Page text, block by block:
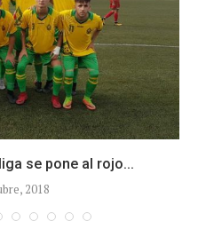
se pone al rojo...
2018